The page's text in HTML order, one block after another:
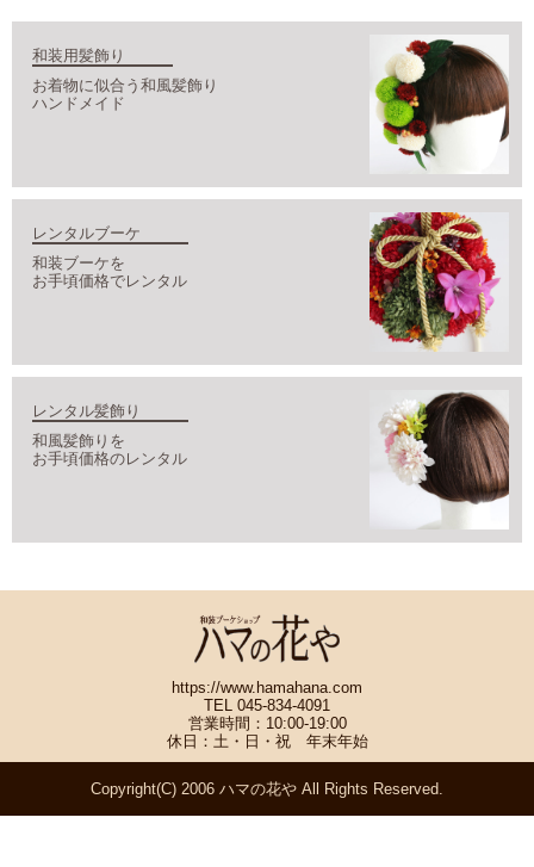
和装用髪飾り
お着物に似合う和風髪飾り
ハンドメイド
レンタルブーケ
和装ブーケを
お手頃価格でレンタル
レンタル髪飾り
和風髪飾りを
お手頃価格のレンタル
https://www.hamahana.com
TEL 045-834-4091
営業時間：10:00-19:00
休日：土・日・祝 年末年始
Copyright(C) 2006 ハマの花や All Rights Reserved.